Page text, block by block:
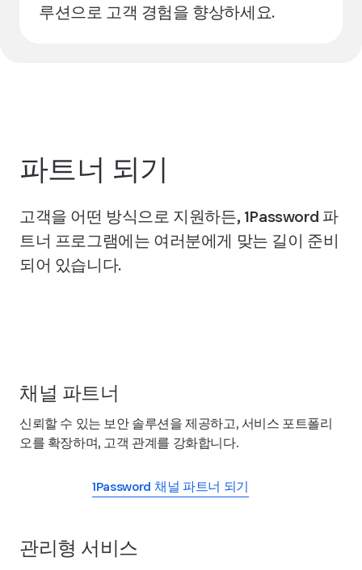
루션으로 고객 경험을 향상하세요.
파트너 되기
고객을 어떤 방식으로 지원하든, 1Password 파
트너 프로그램에는 여러분에게 맞는 길이 준비
되어 있습니다.
채널 파트너
신뢰할 수 있는 보안 솔루션을 제공하고, 서비스 포트폴리
오를 확장하며, 고객 관계를 강화합니다.
1Password 채널 파트너 되기
관리형 서비스